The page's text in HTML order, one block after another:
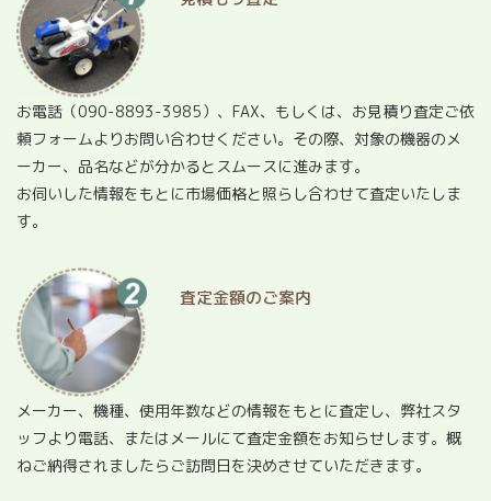
お電話（090-8893-3985）、FAX、もしくは、お見積り査定ご依
頼フォームよりお問い合わせください。その際、対象の機器のメ
ーカー、品名などが分かるとスムースに進みます。
お伺いした情報をもとに市場価格と照らし合わせて査定いたしま
す。
査定金額のご案内
メーカー、機種、使用年数などの情報をもとに査定し、弊社スタ
ッフより電話、またはメールにて査定金額をお知らせします。概
ねご納得されましたらご訪問日を決めさせていただきます。